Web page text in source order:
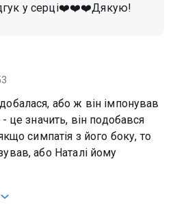
у серці❤️❤️❤️Дякую!
або ж він імпонував
це значить, він подобався
симпатія з його боку, то
або Наталі йому